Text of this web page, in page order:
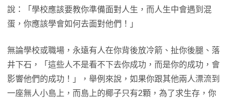
說：「學校應該要教你準備面對人生，而人生中會遇到混
蛋，你應該學會如何去面對他們！」
無論學校或職場，永遠有人在你背後放冷箭、扯你後腿、落
井下石，「這些人不是看不下去你成功，而是你的成功，會
影響他們的成功！」，舉例來說，如果你跟其他兩人漂流到
一座無人小島上，而島上的椰子只有2顆，為了求生存，你